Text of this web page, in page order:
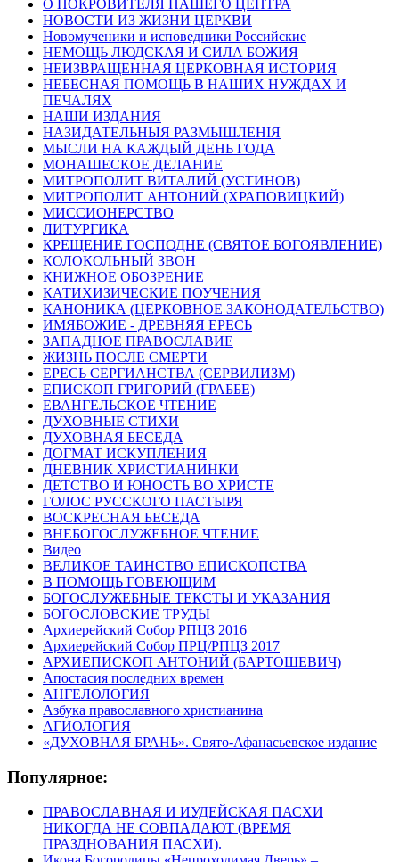
О ПОКРОВИТЕЛЯ НАШЕГО ЦЕНТРА
НОВОСТИ ИЗ ЖИЗНИ ЦЕРКВИ
Новомученики и исповедники Российские
НЕМОЩЬ ЛЮДСКАЯ И СИЛА БОЖИЯ
НЕИЗВРАЩЕННАЯ ЦЕРКОВНАЯ ИСТОРИЯ
НЕБЕСНАЯ ПОМОЩЬ В НАШИХ НУЖДАХ И
ПЕЧАЛЯХ
НАШИ ИЗДАНИЯ
НАЗИДАТЕЛЬНЫЯ РАЗМЫШЛЕНІЯ
МЫСЛИ НА КАЖДЫЙ ДЕНЬ ГОДА
МОНАШЕСКОЕ ДЕЛАНИЕ
МИТРОПОЛИТ ВИТАЛИЙ (УСТИНОВ)
МИТРОПОЛИТ АНТОНИЙ (ХРАПОВИЦКИЙ)
МИССИОНЕРСТВО
ЛИТУРГИКА
КРЕЩЕНИЕ ГОСПОДНЕ (СВЯТОЕ БОГОЯВЛЕНИЕ)
КОЛОКОЛЬНЫЙ ЗВОН
КНИЖНОЕ ОБОЗРЕНИЕ
КАТИХИЗИЧЕСКИЕ ПОУЧЕНИЯ
КАНОНИКА (ЦЕРКОВНОЕ ЗАКОНОДАТЕЛЬСТВО)
ИМЯБОЖИЕ - ДРЕВНЯЯ ЕРЕСЬ
ЗАПАДНОЕ ПРАВОСЛАВИЕ
ЖИЗНЬ ПОСЛЕ СМЕРТИ
ЕРЕСЬ СЕРГИАНСТВА (СЕРВИЛИЗМ)
ЕПИСКОП ГРИГОРИЙ (ГРАББЕ)
ЕВАНГЕЛЬСКОЕ ЧТЕНИЕ
ДУХОВНЫЕ СТИХИ
ДУХОВНАЯ БЕСЕДА
ДОГМАТ ИСКУПЛЕНИЯ
ДНЕВНИК ХРИСТИАНИНКИ
ДЕТСТВО И ЮНОСТЬ ВО ХРИСТЕ
ГОЛОС РУССКОГО ПАСТЫРЯ
ВОСКРЕСНАЯ БЕСЕДА
ВНЕБОГОСЛУЖЕБНОЕ ЧТЕНИЕ
Видео
ВЕЛИКОЕ ТАИНСТВО ЕПИСКОПСТВА
В ПОМОЩЬ ГОВЕЮЩИМ
БОГОСЛУЖЕБНЫЕ ТЕКСТЫ И УКАЗАНИЯ
БОГОСЛОВСКИЕ ТРУДЫ
Архиерейский Собор РПЦЗ 2016
Архиерейский Собор ПРЦ/РПЦЗ 2017
АРХИЕПИСКОП АНТОНИЙ (БАРТОШЕВИЧ)
Апостасия последних времен
АНГЕЛОЛОГИЯ
Азбука православного христианина
АГИОЛОГИЯ
«ДУХОВНАЯ БРАНЬ». Свято-Афанасьевское издание
Популярное:
ПРАВОСЛАВНАЯ И ИУДЕЙСКАЯ ПАСХИ
НИКОГДА НЕ СОВПАДАЮТ (ВРЕМЯ
ПРАЗДНОВАНИЯ ПАСХИ).